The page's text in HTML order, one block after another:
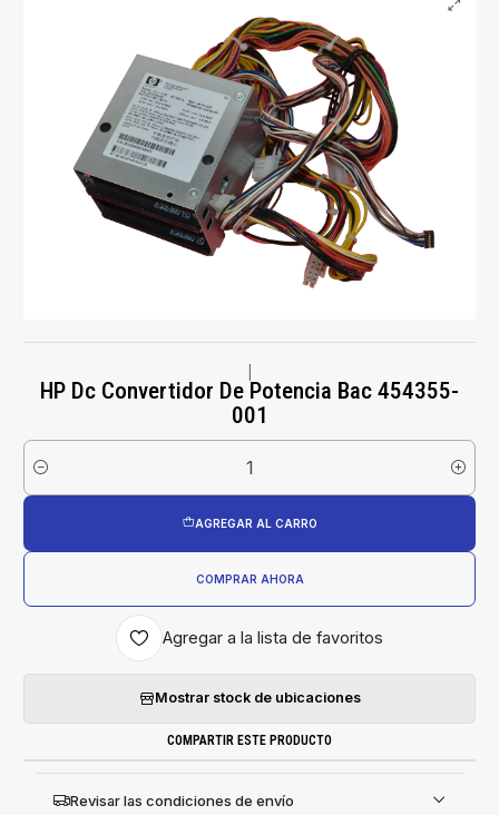
HP Dc Convertidor De Potencia Bac 454355-
001
Cantidad
AGREGAR AL CARRO
COMPRAR AHORA
Agregar a la lista de favoritos
Mostrar stock de ubicaciones
COMPARTIR ESTE PRODUCTO
Revisar las condiciones de envío